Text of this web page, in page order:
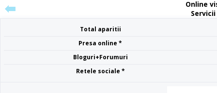
Online
Total aparitii
Presa online *
Bloguri+Forumuri
Retele sociale *